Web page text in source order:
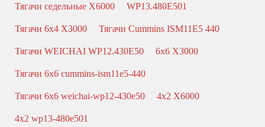
Тягачи седельные X6000 WP13.480E501
Тягачи 6x4 X3000 Тягачи Cummins ISM11E5 440
Тягачи WEICHAI WP12.430E50 6x6 X3000
Тягачи 6x6 cummins-ism11e5-440
Тягачи 6x6 weichai-wp12-430e50 4x2 X6000
4x2 wp13-480e501